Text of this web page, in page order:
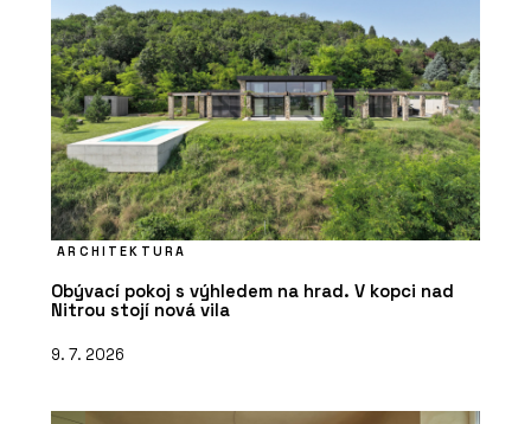
ARCHITEKTURA
Obývací pokoj s výhledem na hrad. V kopci nad
Nitrou stojí nová vila
9. 7. 2026